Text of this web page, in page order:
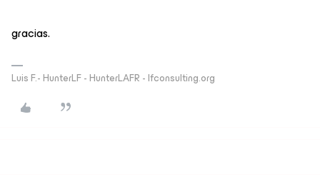
gracias.
Luis F.- HunterLF - HunterLAFR - lfconsulting.org